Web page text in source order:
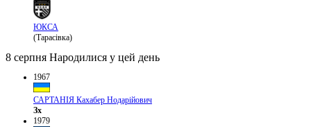
ЮКСА
(Тарасівка)
8 серпня Народилися у цей день
1967
САРТАНІЯ Кахабер Нодарійович
Зх
1979